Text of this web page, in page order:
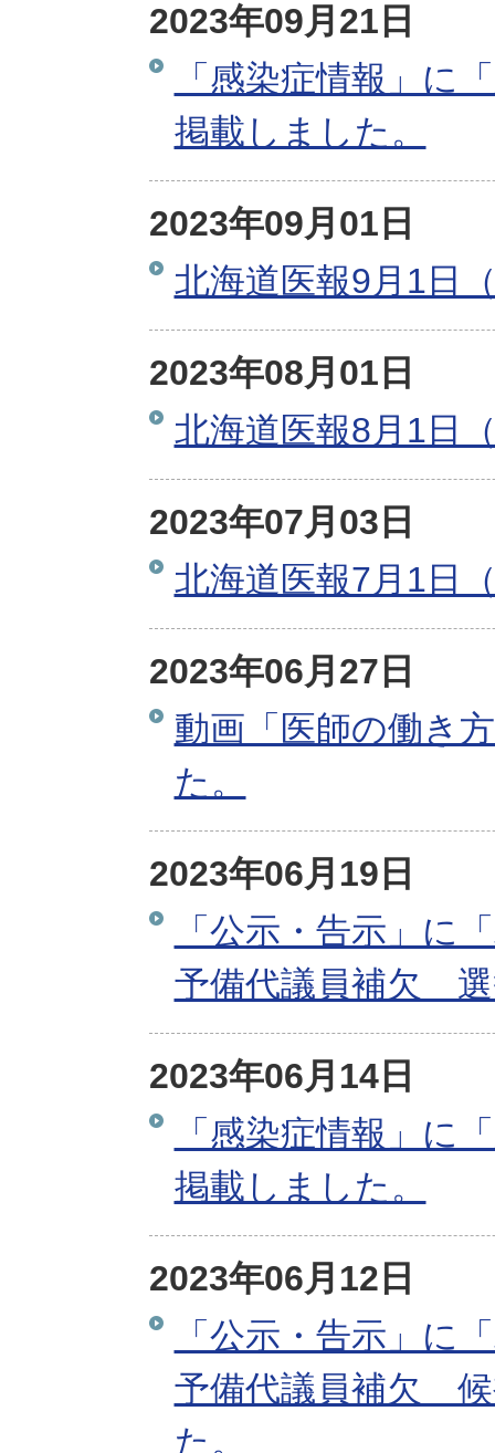
2023年09月21日
「感染症情報」に
掲載しました。
2023年09月01日
北海道医報9月1日
2023年08月01日
北海道医報8月1日
2023年07月03日
北海道医報7月1日
2023年06月27日
動画「医師の働き
た。
2023年06月19日
「公示・告示」に
予備代議員補欠 選
2023年06月14日
「感染症情報」に
掲載しました。
2023年06月12日
「公示・告示」に
予備代議員補欠 候
た。